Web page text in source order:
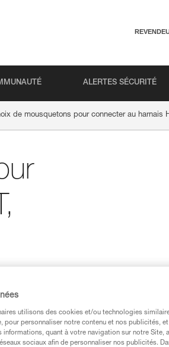
ALERTES SÉCURITÉ
de mousquetons pour connecter au harnais
ce conseil avant de le
pour pouvoir
utilisons des cookies et/ou technologies
pour personnaliser notre contenu et nos publicités,
quant à votre navigation sur notre Site,
sociaux afin de personnaliser nos publicités.